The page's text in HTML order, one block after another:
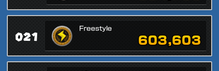
021
Freestyle
603,603